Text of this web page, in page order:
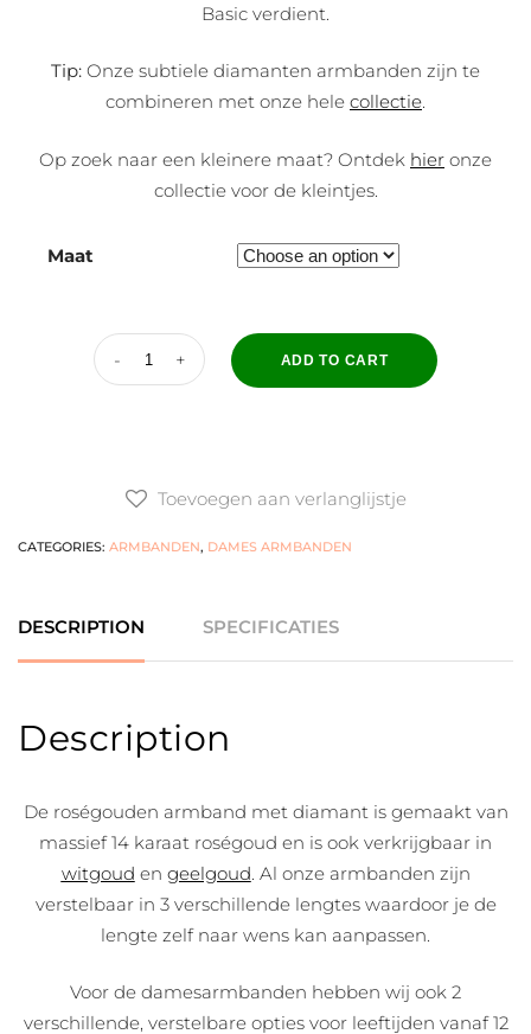
Basic verdient.
Tip: Onze subtiele diamanten armbanden zijn te
combineren met onze hele collectie.
Op zoek naar een kleinere maat? Ontdek hier onze
collectie voor de kleintjes.
Maat
ADD TO CART
Toevoegen aan verlanglijstje
CATEGORIES: ARMBANDEN, DAMES ARMBANDEN
DESCRIPTION SPECIFICATIES
Description
De roségouden armband met diamant is gemaakt van
massief 14 karaat roségoud en is ook verkrijgbaar in
witgoud en geelgoud. Al onze armbanden zijn
verstelbaar in 3 verschillende lengtes waardoor je de
lengte zelf naar wens kan aanpassen.
Voor de damesarmbanden hebben wij ook 2
verschillende, verstelbare opties voor leeftijden vanaf 12